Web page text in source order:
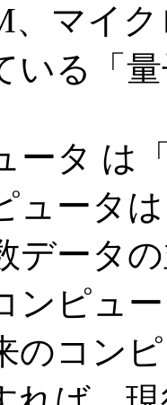
、マイ
いる「
ータ は
ュータ
データ
ンピュ
のコン